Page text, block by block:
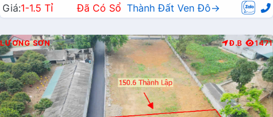
Giá:1-1.5 Tỉ Đã Có Sổ Thành Đất Ven Đô→
LƯƠNG SƠN Đ.B 1471